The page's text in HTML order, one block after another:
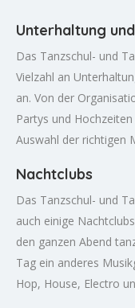
Unterhaltung
Das Tanzschul- und
Vielzahl an
an. Von der
Partys und
Auswahl der richtigen
Nachtclubs
Das Tanzschul- und
auch einige
den ganzen Abend
Tag ein anderes
Hop, House, Electro